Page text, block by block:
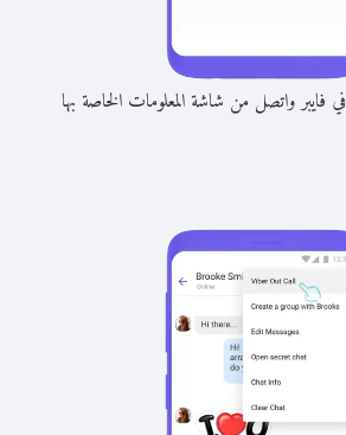
واتصل من شاشة المعلومات الخاصة بها